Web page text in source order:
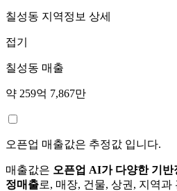
칠성동 지역정보 상세
접기
칠성동 매출
약 259억 7,867만
오픈업 매출값은 추정값 입니다.
매출값은 오픈업 AI가 다양한 기
정매출로, 매장, 건물, 상권, 지역